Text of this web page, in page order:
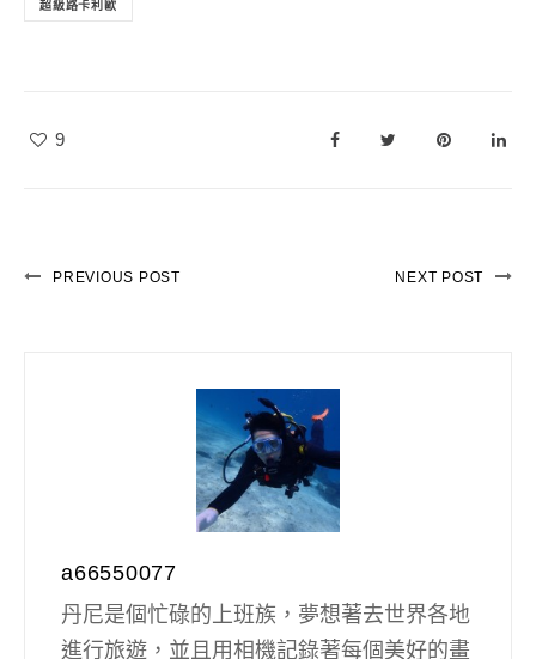
超級路卡利歐
9
PREVIOUS POST NEXT POST
a66550077
丹尼是個忙碌的上班族，夢想著去世界各地
進行旅遊，並且用相機記錄著每個美好的畫